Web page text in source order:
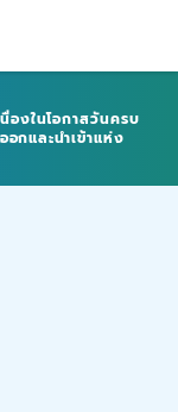
งในโอกาสวันครบ
กและนำเข้าแห่ง